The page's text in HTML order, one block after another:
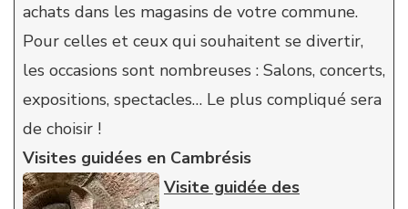
achats dans les magasins de votre commune.
Pour celles et ceux qui souhaitent se divertir,
les occasions sont nombreuses : Salons, concerts,
expositions, spectacles… Le plus compliqué sera
de choisir !
Visites guidées en Cambrésis
Visite guidée des